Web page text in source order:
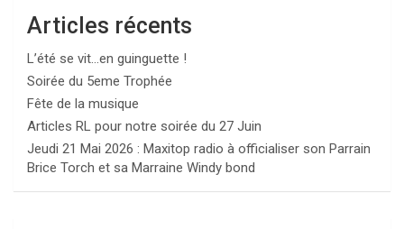
Articles récents
L’été se vit…en guinguette !
Soirée du 5eme Trophée
Fête de la musique
Articles RL pour notre soirée du 27 Juin
Jeudi 21 Mai 2026 : Maxitop radio à officialiser son Parrain
Brice Torch et sa Marraine Windy bond